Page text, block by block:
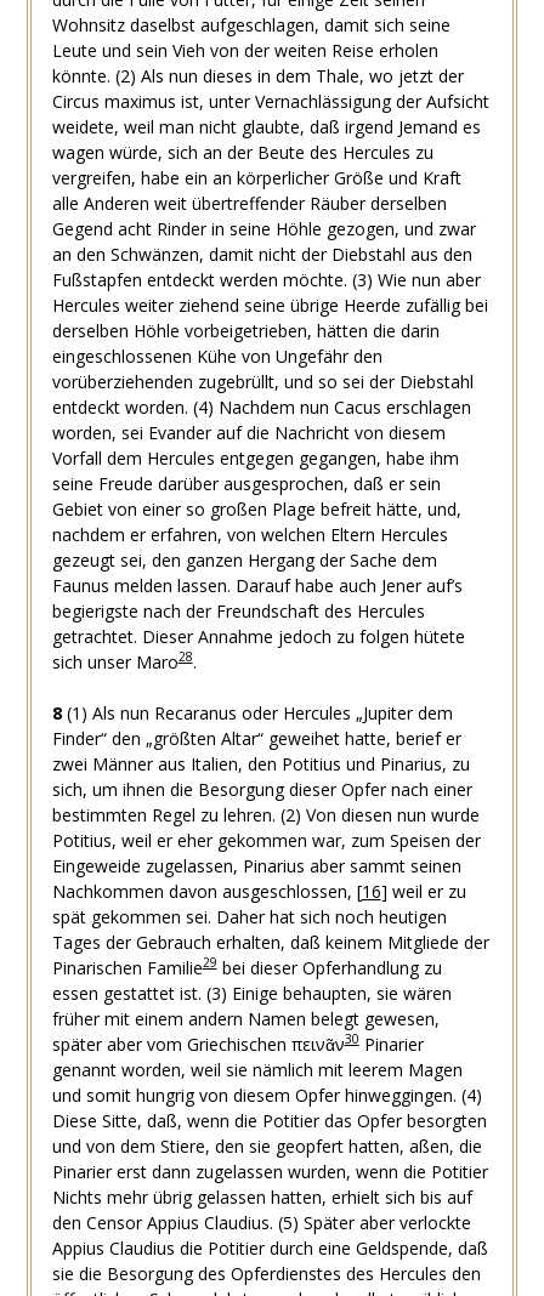
Wohnsitz daselbst aufgeschlagen, damit sich seine
Leute und sein Vieh von der weiten Reise erholen
könnte. (2) Als nun dieses in dem Thale, wo jetzt der
Circus maximus ist, unter Vernachlässigung der Aufsicht
weidete, weil man nicht glaubte, daß irgend Jemand es
wagen würde, sich an der Beute des Hercules zu
vergreifen, habe ein an körperlicher Größe und Kraft
alle Anderen weit übertreffender Räuber derselben
Gegend acht Rinder in seine Höhle gezogen, und zwar
an den Schwänzen, damit nicht der Diebstahl aus den
Fußstapfen entdeckt werden möchte. (3) Wie nun aber
Hercules weiter ziehend seine übrige Heerde zufällig bei
derselben Höhle vorbeigetrieben, hätten die darin
eingeschlossenen Kühe von Ungefähr den
vorüberziehenden zugebrüllt, und so sei der Diebstahl
entdeckt worden. (4) Nachdem nun Cacus erschlagen
worden, sei Evander auf die Nachricht von diesem
Vorfall dem Hercules entgegen gegangen, habe ihm
seine Freude darüber ausgesprochen, daß er sein
Gebiet von einer so großen Plage befreit hätte, und,
nachdem er erfahren, von welchen Eltern Hercules
gezeugt sei, den ganzen Hergang der Sache dem
Faunus melden lassen. Darauf habe auch Jener auf’s
begierigste nach der Freundschaft des Hercules
getrachtet. Dieser Annahme jedoch zu folgen hütete
sich unser Maro28.
8 (1) Als nun Recaranus oder Hercules „Jupiter dem
Finder“ den „größten Altar“ geweihet hatte, berief er
zwei Männer aus Italien, den Potitius und Pinarius, zu
sich, um ihnen die Besorgung dieser Opfer nach einer
bestimmten Regel zu lehren. (2) Von diesen nun wurde
Potitius, weil er eher gekommen war, zum Speisen der
Eingeweide zugelassen, Pinarius aber sammt seinen
Nachkommen davon ausgeschlossen, [16] weil er zu
spät gekommen sei. Daher hat sich noch heutigen
Tages der Gebrauch erhalten, daß keinem Mitgliede der
Pinarischen Familie29bei dieser Opferhandlung zu
essen gestattet ist. (3) Einige behaupten, sie wären
früher mit einem andern Namen belegt gewesen,
später aber vom Griechischen πεινᾶν30Pinarier
genannt worden, weil sie nämlich mit leerem Magen
und somit hungrig von diesem Opfer hinweggingen. (4)
Diese Sitte, daß, wenn die Potitier das Opfer besorgten
und von dem Stiere, den sie geopfert hatten, aßen, die
Pinarier erst dann zugelassen wurden, wenn die Potitier
Nichts mehr übrig gelassen hatten, erhielt sich bis auf
den Censor Appius Claudius. (5) Später aber verlockte
Appius Claudius die Potitier durch eine Geldspende, daß
sie die Besorgung des Opferdienstes des Hercules den